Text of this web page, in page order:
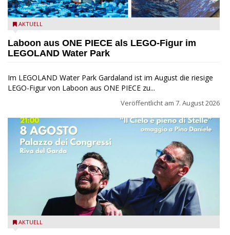
Laboon aus ONE PIECE als LEGO-Figur im LEGOLAND Water
AKTUELL
Laboon aus ONE PIECE als LEGO-Figur im
LEGOLAND Water Park
Im LEGOLAND Water Park Gardaland ist im August die riesige
LEGO-Figur von Laboon aus ONE PIECE zu...
Veröffentlicht am 7. August 2026
Fabrizio Bosso & Julian Oliver Mazzariello zu Gast beim Garda
AKTUELL